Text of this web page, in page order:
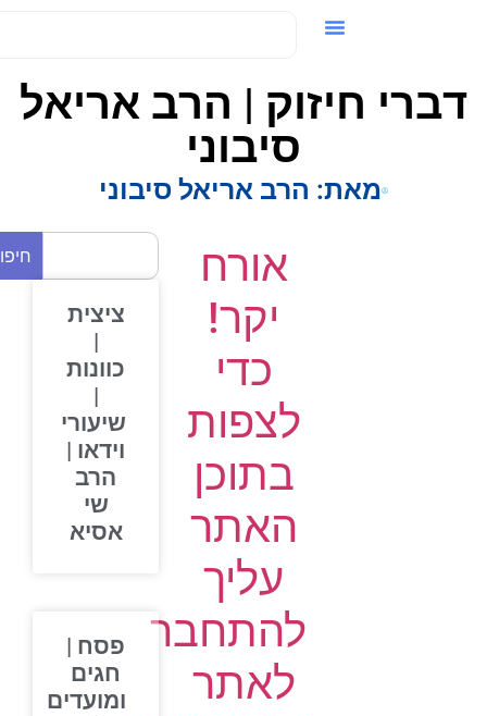
חיזוק | הרב אריאל
סיבוני
מאת:הרב אריאל סיבוני
אורח
יקר!
כדי
לצפות
בתוכן
האתר
עליך
להתחבר
לאתר
חיפוש
ציצית
כוונות
שיעורי
וידאו |
הרב
שי
אסיא
פסח |
חגים
ומועדים